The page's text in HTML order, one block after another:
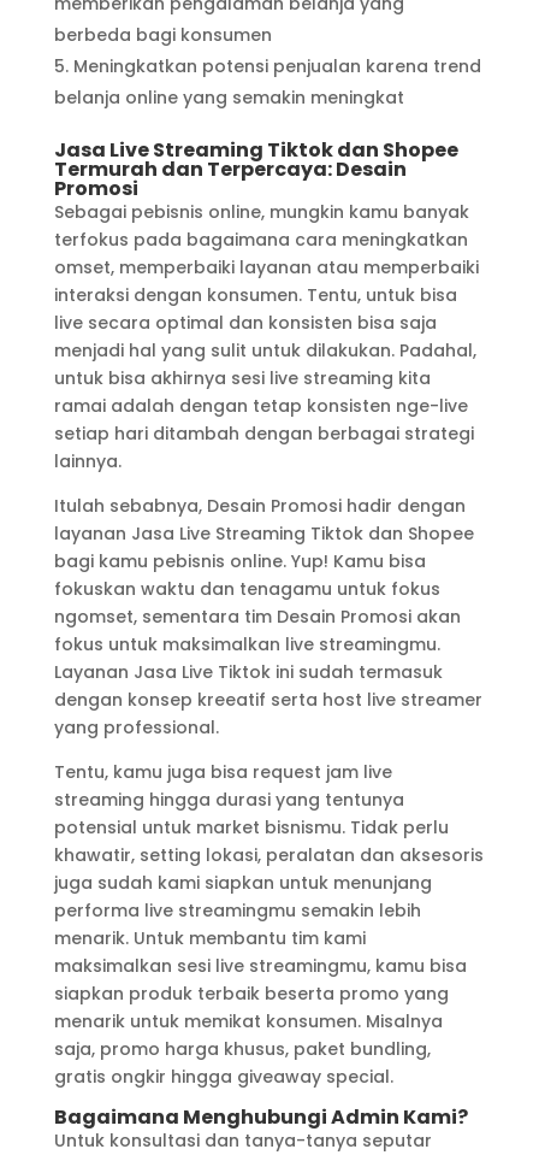
berbeda bagi konsumen
Meningkatkan potensi penjualan karena trend
belanja online yang semakin meningkat
Jasa Live Streaming Tiktok dan Shopee
Termurah dan Terpercaya: Desain
Promosi
Sebagai pebisnis online, mungkin kamu banyak
terfokus pada bagaimana cara meningkatkan
omset, memperbaiki layanan atau memperbaiki
interaksi dengan konsumen. Tentu, untuk bisa
live secara optimal dan konsisten bisa saja
menjadi hal yang sulit untuk dilakukan. Padahal,
untuk bisa akhirnya sesi live streaming kita
ramai adalah dengan tetap konsisten nge-live
setiap hari ditambah dengan berbagai strategi
lainnya.
Itulah sebabnya, Desain Promosi hadir dengan
layanan Jasa Live Streaming Tiktok dan Shopee
bagi kamu pebisnis online. Yup! Kamu bisa
fokuskan waktu dan tenagamu untuk fokus
ngomset, sementara tim Desain Promosi akan
fokus untuk maksimalkan live streamingmu.
Layanan Jasa Live Tiktok ini sudah termasuk
dengan konsep kreeatif serta host live streamer
yang professional.
Tentu, kamu juga bisa request jam live
streaming hingga durasi yang tentunya
potensial untuk market bisnismu. Tidak perlu
khawatir, setting lokasi, peralatan dan aksesoris
juga sudah kami siapkan untuk menunjang
performa live streamingmu semakin lebih
menarik. Untuk membantu tim kami
maksimalkan sesi live streamingmu, kamu bisa
siapkan produk terbaik beserta promo yang
menarik untuk memikat konsumen. Misalnya
saja, promo harga khusus, paket bundling,
gratis ongkir hingga giveaway special.
Bagaimana Menghubungi Admin Kami?
Untuk konsultasi dan tanya-tanya seputar